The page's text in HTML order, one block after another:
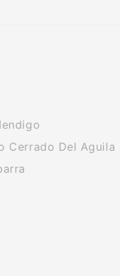
Cerrado Del Aguila